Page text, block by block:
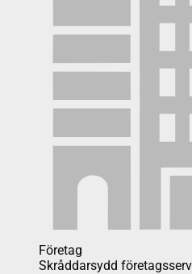
Företag
Skråddarsydd